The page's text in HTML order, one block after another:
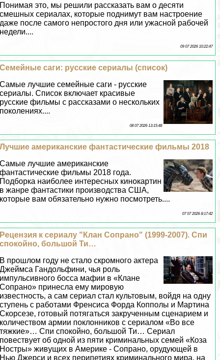
Понимая это, мы решили рассказать вам о десяти
смешных сериалах, которые поднимут вам настроение
даже после самого непростого дня или ужасной рабочей
недели....
09 07 2026 10:22:47
Семейные саги: русские сериалы (список)
Самые лучшие семейные саги - русские
сериалы. Список включает красивые
русские фильмы с рассказами о нескольких
поколениях....
08 07 2026 13:15:48
Лучшие американские фантастические фильмы 2018
Самые лучшие американские
фантастические фильмы 2018 года.
Подборка наиболее интересных кинокартин
в жанре фантастики производства США,
которые вам обязательно нужно посмотреть....
07 07 2026 8:17:42
Рецензия к сериалу "Клан Сопрано" (1999-2007). Спи
спокойно, большой Ти…
В прошлом году не стало скромного актера
Джеймса Гандольфини, чья роль
импульсивного босса мафии в «Клане
Сопрано» принесла ему мировую
известность, а сам сериал стал культовым, войдя на одну
ступень с работами Френсиса Форда Копполы и Мартина
Скорсезе, готовый потягаться закрученным сценарием и
количеством армии поклонников с сериалом «Во все
тяжкие»… Спи спокойно, большой Ти… Сериал
повествует об одной из пяти криминальных семей «Коза
Ностры» живущих в Америке - Сопрано, орудующей в
Нью Джерси и всех перипетиях криминального мира, на